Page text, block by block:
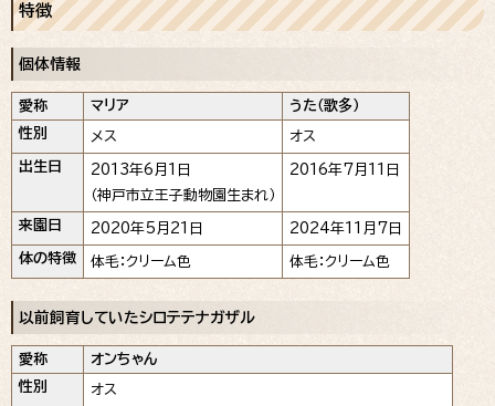
特徴
個体情報
愛称 マリア
うた（歌多）
性別
メス オス
出生日
2013年6月1日
（神戸市立王子動物園生まれ）
2016年7月11日
来園日 2020年5月21日 2024年11月7日
体の特徴 体毛：クリーム色 体毛：クリーム色
以前飼育していたシロテテナガザル
愛称
オンちゃん
性別
オス